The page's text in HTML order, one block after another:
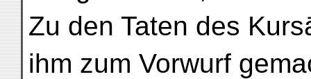
Zu den Taten des
ihm zum Vorwurf